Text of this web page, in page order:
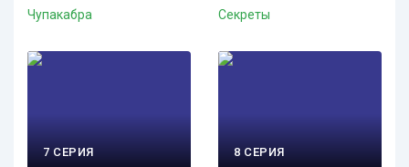
Чупакабра Секреты
7 СЕРИЯ 8 СЕРИЯ